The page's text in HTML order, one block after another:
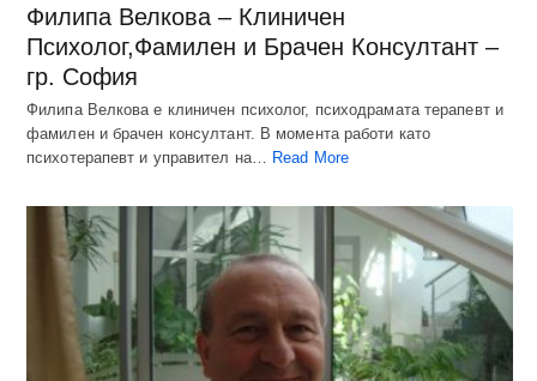
Филипа Велкова – Клиничен
Психолог,Фамилен и Брачен Консултант –
гр. София
Филипа Велкова е клиничен психолог, психодрамата терапевт и
фамилен и брачен консултант. В момента работи като
психотерапевт и управител на…
Read More